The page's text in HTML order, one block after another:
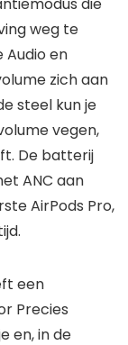
weg te
Audio en
zich aan
steel kun je
vegen,
De batterij
ANC aan
AirPods Pro,
een
Precies
en, in de